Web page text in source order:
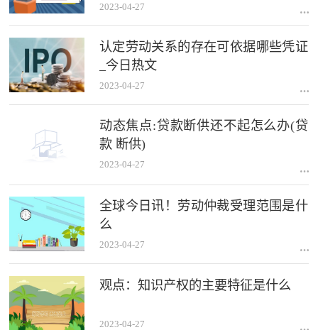
2023-04-27
认定劳动关系的存在可依据哪些凭证
_今日热文
2023-04-27
动态焦点:贷款断供还不起怎么办(贷
款 断供)
2023-04-27
全球今日讯！劳动仲裁受理范围是什
么
2023-04-27
观点：知识产权的主要特征是什么
2023-04-27